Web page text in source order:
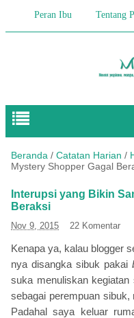
Peran Ibu Tentang
Beranda / Catatan Harian /
Mystery Shopper Gagal
Interupsi yang Bikin
Beraksi
Nov 9, 2015 22 Komentar
Kenapa ya, kalau blogger
nya disangka sibuk pakai
suka menuliskan
sebagai perempuan
Padahal saya keluar